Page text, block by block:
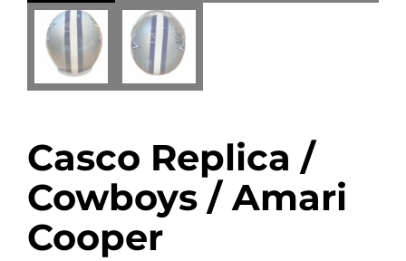
Casco Replica /
Cowboys / Amari
Cooper